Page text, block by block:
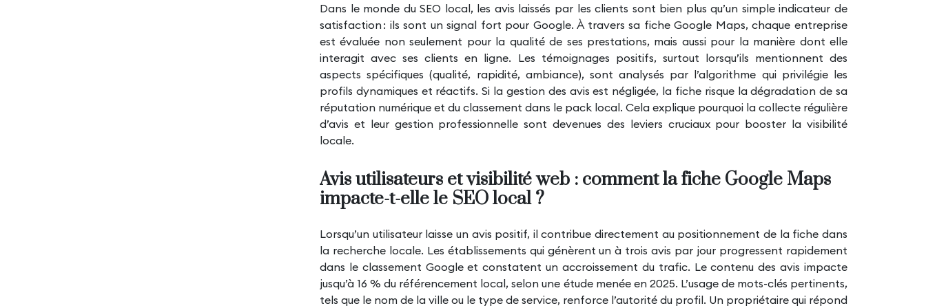
Dans le monde duSEO local, les avis laissés par les clients sont bien plus qu’un simple indicateur de
satisfaction : ils sont un signal fort pour Google. À travers sa fiche Google Maps, chaque entreprise
est évaluée non seulement pour la qualité de ses prestations, mais aussi pour la manière dont elle
interagit avec ses clients en ligne. Les témoignages positifs, surtout lorsqu’ils mentionnent des
aspects spécifiques (qualité, rapidité, ambiance), sont analysés par l’algorithme qui privilégie les
profils dynamiques et réactifs. Si la gestion des avis est négligée, la fiche risque la dégradation de sa
réputation numérique et du classement dans le pack local. Cela explique pourquoi la collecte régulière
d’avis et leur gestion professionnelle sont devenues des leviers cruciaux pour booster la visibilité
locale.
Avis utilisateurs et visibilité web : comment la fiche Google Maps
impacte-t-elle le SEO local ?
Lorsqu’un utilisateur laisse un avis positif, il contribue directement au positionnement de la fiche dans
la recherche locale. Les établissements qui génèrent un à trois avis par jour progressent rapidement
dans le classement Google et constatent un accroissement du trafic. Le contenu des avis impacte
jusqu’à 16 % du référencement local, selon une étude menée en 2025. L’usage de mots-clés pertinents,
tels que le nom de la ville ou le type de service, renforce l’autorité du profil. Un propriétaire qui répond